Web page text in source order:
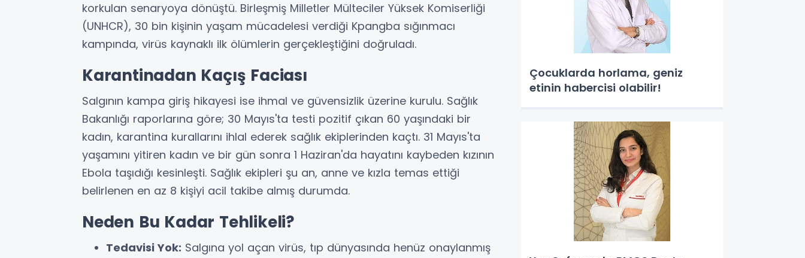
korkulan senaryoya dönüştü. Birleşmiş Milletler Mülteciler Yüksek Komiserliği
(UNHCR), 30 bin kişinin yaşam mücadelesi verdiği Kpangba sığınmacı
kampında, virüs kaynaklı ilk ölümlerin gerçekleştiğini doğruladı.
Karantinadan Kaçış Faciası
Salgının kampa giriş hikayesi ise ihmal ve güvensizlik üzerine kurulu. Sağlık
Bakanlığı raporlarına göre; 30 Mayıs'ta testi pozitif çıkan 60 yaşındaki bir
kadın, karantina kurallarını ihlal ederek sağlık ekiplerinden kaçtı. 31 Mayıs'ta
yaşamını yitiren kadın ve bir gün sonra 1 Haziran'da hayatını kaybeden kızının
Ebola taşıdığı kesinleşti. Sağlık ekipleri şu an, anne ve kızla temas ettiği
belirlenen en az 8 kişiyi acil takibe almış durumda.
Neden Bu Kadar Tehlikeli?
Tedavisi Yok: Salgına yol açan virüs, tıp dünyasında henüz onaylanmış
Çocuklarda horlama, geniz
etinin habercisi olabilir!